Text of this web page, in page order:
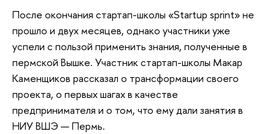
После окончания стартап-школы «Startup sprint» не
прошло и двух месяцев, однако участники уже
успели с пользой применить знания, полученные в
пермской Вышке. Участник стартап-школы Макар
Каменщиков рассказал о трансформации своего
проекта, о первых шагах в качестве
предпринимателя и о том, что ему дали занятия в
НИУ ВШЭ — Пермь.